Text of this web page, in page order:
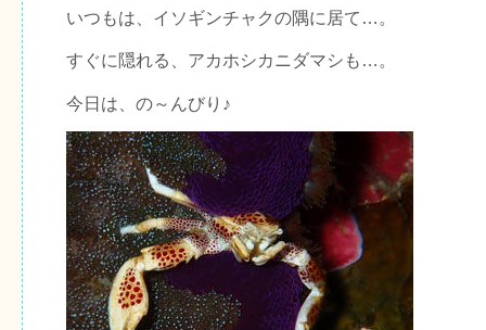
いつもは、イソギンチャクの隅に居て…。
すぐに隠れる、アカホシカニダマシも…。
今日は、の～んびり♪